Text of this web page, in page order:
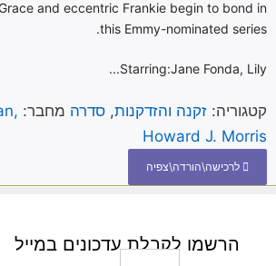
and eccentric Frankie begin to bond in
this Emmy-nominated series.
Starring:Jane Fonda, Lily...
קטגוריה: זקנה והזדקנות, סדרה מחבר:
Howard J. Morris
לרכישה\הורדה\צפיה
הרשמו לקבלת עדכונים במייל